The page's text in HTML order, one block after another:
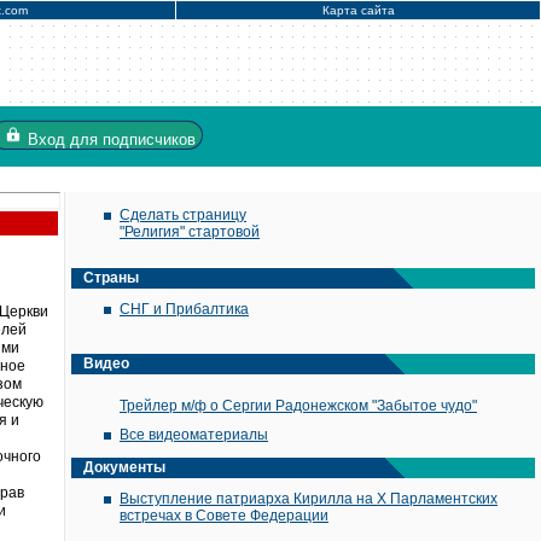
Карта сайта
Вход для подписчиков
и
Сделать страницу
"Религия" стартовой
Страны
СНГ и Прибалтика
Видео
Трейлер м/ф о Сергии Радонежском "Забытое чудо"
Все видеоматериалы
Документы
Выступление патриарха Кирилла на X Парламентских
встречах в Совете Федерации